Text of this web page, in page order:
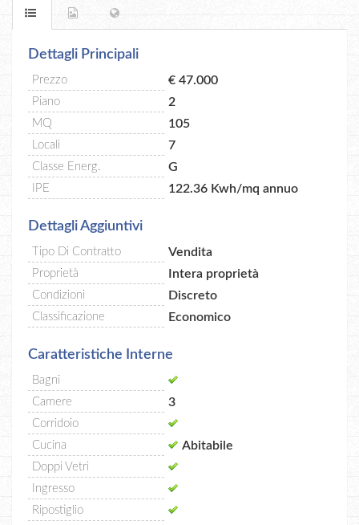
Dettagli Principali
Prezzo € 47.000
Piano 2
MQ 105
Locali 7
Classe Energ. G
IPE 122.36 Kwh/mq annuo
Dettagli Aggiuntivi
Tipo Di Contratto Vendita
Proprietà Intera proprietà
Condizioni Discreto
Classificazione Economico
Caratteristiche Interne
Bagni
Camere
3
Corridoio
Cucina
Abitabile
Doppi Vetri
Ingresso
Ripostiglio